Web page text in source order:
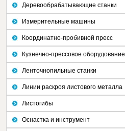
Деревообрабатывающие станки
Измерительные машины
Координатно-пробивной пресс
Кузнечно-прессовое оборудование
Ленточнопильные станки
Линии раскроя листового металла
Листогибы
Оснастка и инструмент